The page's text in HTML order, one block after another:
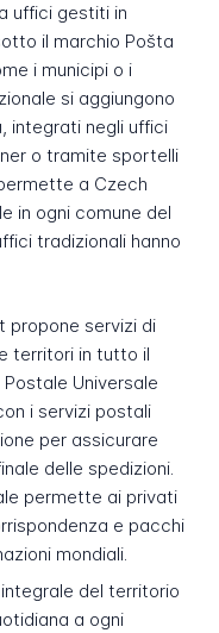
uffici gestiti in
il marchio Pošta
i municipi o i
si aggiungono
integrati negli uffici
o tramite sportelli
a Czech
in ogni comune del
tradizionali hanno
propone servizi di
territori in tutto il
Universale
i servizi postali
per assicurare
delle spedizioni.
permette ai privati
e pacchi
mondiali.
del territorio
a ogni